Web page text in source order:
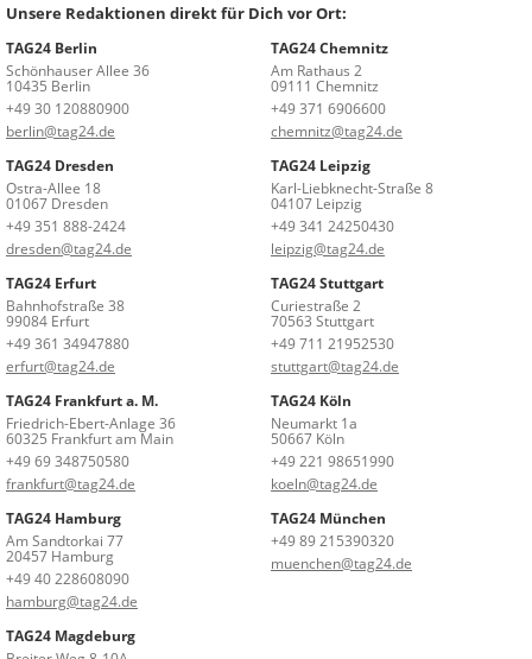
Unsere Redaktionen direkt für Dich vor Ort:
TAG24 Berlin
Schönhauser Allee 36
10435 Berlin
+49 30 120880900
berlin@tag24.de
TAG24 Chemnitz
Am Rathaus 2
09111 Chemnitz
+49 371 6906600
chemnitz@tag24.de
TAG24 Dresden
Ostra-Allee 18
01067 Dresden
+49 351 888-2424
dresden@tag24.de
TAG24 Leipzig
Karl-Liebknecht-Straße 8
04107 Leipzig
+49 341 24250430
leipzig@tag24.de
TAG24 Erfurt
Bahnhofstraße 38
99084 Erfurt
+49 361 34947880
erfurt@tag24.de
TAG24 Stuttgart
Curiestraße 2
70563 Stuttgart
+49 711 21952530
stuttgart@tag24.de
TAG24 Frankfurt a. M.
Friedrich-Ebert-Anlage 36
60325 Frankfurt am Main
+49 69 348750580
frankfurt@tag24.de
TAG24 Köln
Neumarkt 1a
50667 Köln
+49 221 98651990
koeln@tag24.de
TAG24 Hamburg
Am Sandtorkai 77
20457 Hamburg
+49 40 228608090
hamburg@tag24.de
TAG24 München
+49 89 215390320
muenchen@tag24.de
TAG24 Magdeburg